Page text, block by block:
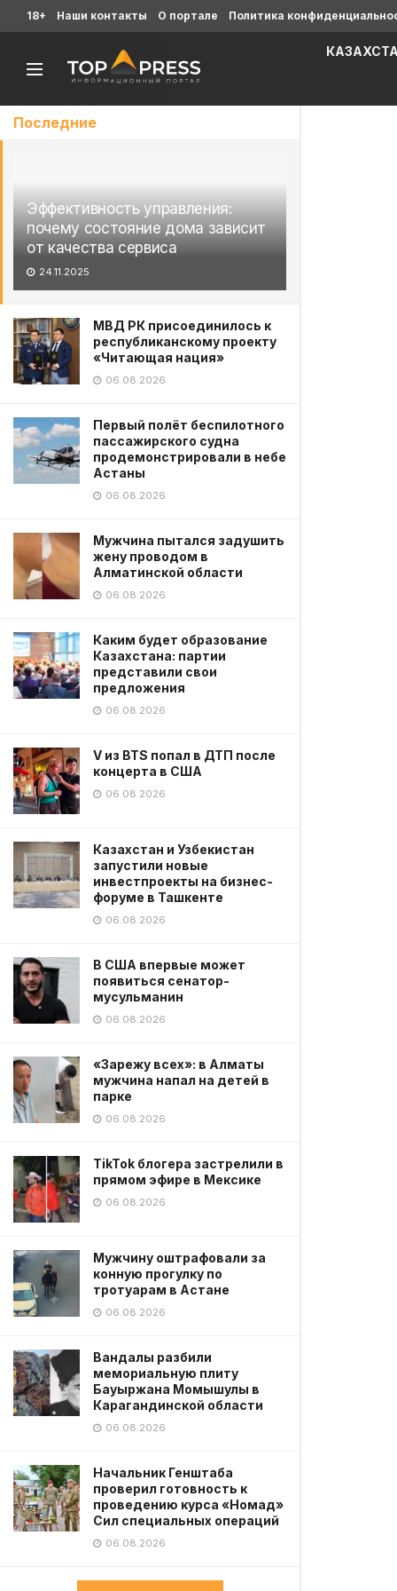
Последние
Эффективность управления:
почему состояние дома зависит
от качества сервиса
24.11.2025
МВД РК присоединилось к
республиканскому проекту
«Читающая нация»
06.08.2026
Первый полёт беспилотного
пассажирского судна
продемонстрировали в небе
Астаны
06.08.2026
Мужчина пытался задушить
жену проводом в
Алматинской области
06.08.2026
Каким будет образование
Казахстана: партии
представили свои
предложения
06.08.2026
V из BTS попал в ДТП после
концерта в США
06.08.2026
Казахстан и Узбекистан
запустили новые
инвестпроекты на бизнес-
форуме в Ташкенте
06.08.2026
В США впервые может
появиться сенатор-
мусульманин
06.08.2026
«Зарежу всех»: в Алматы
мужчина напал на детей в
парке
06.08.2026
TikTok блогера застрелили в
прямом эфире в Мексике
06.08.2026
Мужчину оштрафовали за
конную прогулку по
тротуарам в Астане
06.08.2026
Вандалы разбили
мемориальную плиту
Бауыржана Момышулы в
Карагандинской области
06.08.2026
Начальник Генштаба
проверил готовность к
проведению курса «Номад»
Сил специальных операций
06.08.2026
18+ Наши контакты О портале Политика